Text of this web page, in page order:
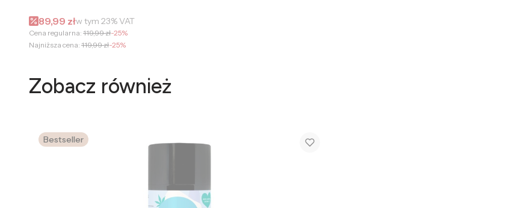
Cena promocyjna brutto
89,99 złw tym 23%VAT
Cena regularna: 119,99 zł-25%
Najniższa cena: 119,99 zł-25%
Zobacz również
Bestseller